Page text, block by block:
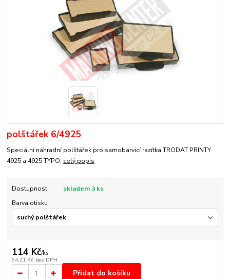
polštářek 6/4925
Speciální náhradní polštářek pro samobarvicí razítka TRODAT PRINTY
4925 a 4925 TYPO. celý popis
Dostupnost
skladem 3 ks
Barva otisku
114 Kč/ks
94,21 Kč bez DPH
Přidat do košíku